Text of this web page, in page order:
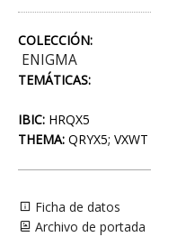
COLECCIÓN:
ENIGMA
TEMÁTICAS:
IBIC: HRQX5
THEMA: QRYX5; VXWT
Ficha de datos
Archivo de portada